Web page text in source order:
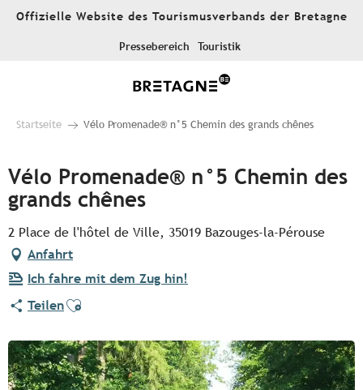
AllerOffizielle Website des Tourismusverbands der Bretagne
Pressebereich Touristik
Startseite Vélo Promenade® n°5 Chemin des grands chênes
Vélo Promenade® n°5 Chemin des
grands chênes
2 Place de l'hôtel de Ville, 35019 Bazouges-la-Pérouse
Anfahrt
Ich fahre mit dem Zug hin!
TeilenAjouter aux favoris